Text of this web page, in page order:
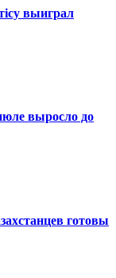
выиграл
выросло до
готовы